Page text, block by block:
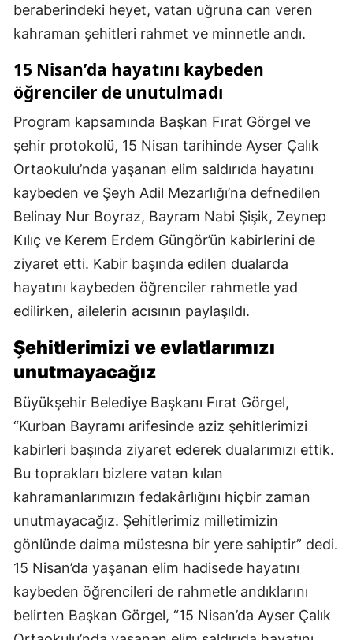
beraberindeki heyet, vatan uğruna can veren
kahraman şehitleri rahmet ve minnetle andı.
15 Nisan’da hayatını kaybeden
öğrenciler de unutulmadı
Program kapsamında Başkan Fırat Görgel ve
şehir protokolü, 15 Nisan tarihinde Ayser Çalık
Ortaokulu’nda yaşanan elim saldırıda hayatını
kaybeden ve Şeyh Adil Mezarlığı’na defnedilen
Belinay Nur Boyraz, Bayram Nabi Şişik, Zeynep
Kılıç ve Kerem Erdem Güngör’ün kabirlerini de
ziyaret etti. Kabir başında edilen dualarda
hayatını kaybeden öğrenciler rahmetle yad
edilirken, ailelerin acısının paylaşıldı.
Şehitlerimizi ve evlatlarımızı
unutmayacağız
Büyükşehir Belediye Başkanı Fırat Görgel,
“Kurban Bayramı arifesinde aziz şehitlerimizi
kabirleri başında ziyaret ederek dualarımızı ettik.
Bu toprakları bizlere vatan kılan
kahramanlarımızın fedakârlığını hiçbir zaman
unutmayacağız. Şehitlerimiz milletimizin
gönlünde daima müstesna bir yere sahiptir” dedi.
15 Nisan’da yaşanan elim hadisede hayatını
kaybeden öğrencileri de rahmetle andıklarını
belirten Başkan Görgel, “15 Nisan’da Ayser Çalık